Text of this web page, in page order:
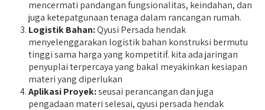
mencermati pandangan fungsionalitas, keindahan, dan
juga ketepatgunaan tenaga dalam rancangan rumah.
Logistik Bahan:Qyusi Persada hendak
menyelenggarakan logistik bahan konstruksi bermutu
tinggi sama harga yang kompetitif. kita ada jaringan
penyuplai terpercaya yang bakal meyakinkan kesiapan
materi yang diperlukan
Aplikasi Proyek:seusai perancangan dan juga
pengadaan materi selesai, qyusi persada hendak